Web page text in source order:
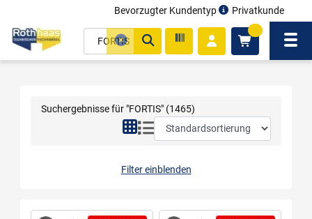
Bevorzugter Kundentyp Privatkunde
Suchergebnisse für "FORTIS" (1465)
Filter einblenden